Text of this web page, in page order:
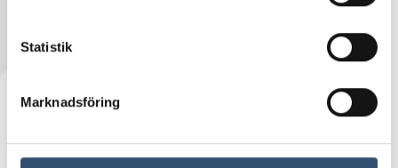
Statistik
Marknadsföring